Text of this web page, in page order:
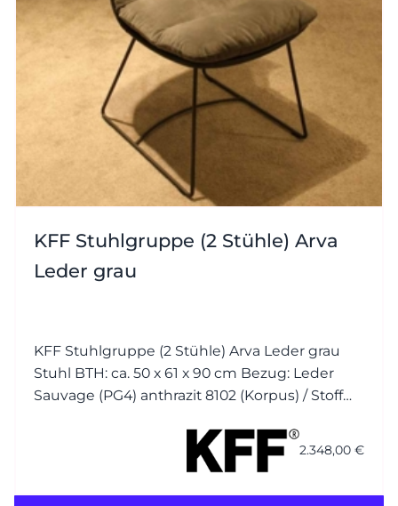
KFF Stuhlgruppe (2 Stühle) Arva
Leder grau
KFF Stuhlgruppe (2 Stühle) Arva Leder grau
Stuhl BTH: ca. 50 x 61 x 90 cm Bezug: Leder
Sauvage (PG4) anthrazit 8102 (Korpus) / Stoff
2.348,00 €